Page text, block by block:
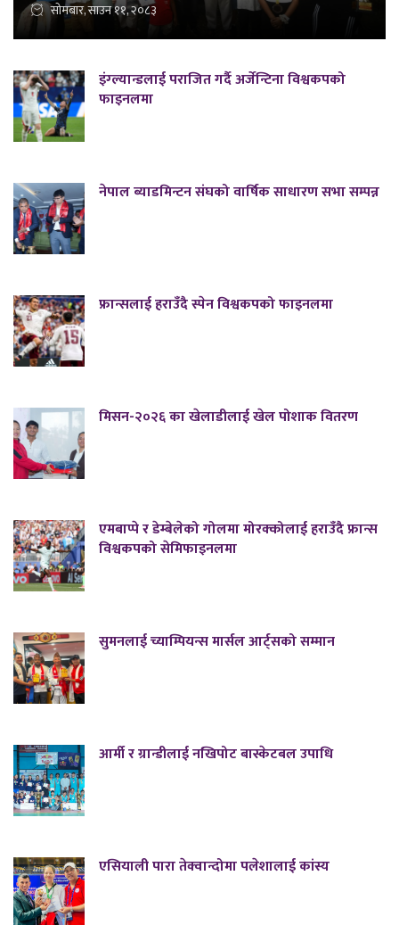
सोमबार, साउन ११, २०८३
इंग्ल्यान्डलाई पराजित गर्दै अर्जेन्टिना विश्वकपको
फाइनलमा
नेपाल ब्याडमिन्टन संघको वार्षिक साधारण सभा सम्पन्न
फ्रान्सलाई हराउँदै स्पेन विश्वकपको फाइनलमा
मिसन-२०२६ का खेलाडीलाई खेल पोशाक वितरण
एमबाप्पे र डेम्बेलेको गोलमा मोरक्कोलाई हराउँदै फ्रान्स
विश्वकपको सेमिफाइनलमा
सुमनलाई च्याम्पियन्स मार्सल आर्ट्सको सम्मान
आर्मी र ग्रान्डीलाई नखिपोट बास्केटबल उपाधि
एसियाली पारा तेक्वान्दोमा पलेशालाई कांस्य